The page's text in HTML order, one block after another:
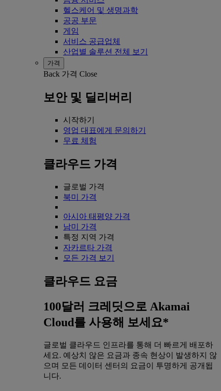
헬스케어 및 생명과학
공공 부문
게임
서비스 공급업체
산업별 솔루션 전체 보기
가격
Back 가격 Close
보안 및 딜리버리
시작하기
영업 대표에게 문의하기
무료 체험
클라우드 가격
글로벌 가격
북미 가격
아시아 태평양 가격
남미 가격
특정 지역 가격
자카르타 가격
모든 가격 보기
클라우드 요금
100달러 크레딧으로 Akamai
Cloud를 사용해 보세요*
글로벌 클라우드 인프라를 통해 더 빠르게 배포하
세요. 예상치 않은 요금과 종속 현상이 발생하지 않
으며 모든 데이터 센터의 요금이 투명하게 공개됩
니다.